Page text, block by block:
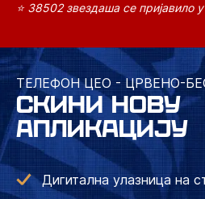
⭐ 38502 звездаша се пријавило
ТЕЛЕФОН ЦЕО - ЦРВЕНО-
СКИНИ НОВУ
АПЛИКАЦИЈУ
Дигитална улазница на